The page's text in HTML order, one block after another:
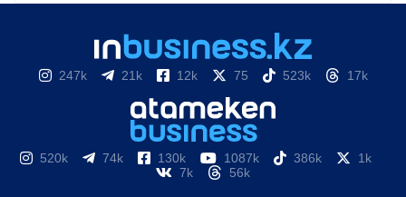
247k 21k 12k 75 523k 17k
520k 74k 130k 1087k 386k
1k
7k
56k